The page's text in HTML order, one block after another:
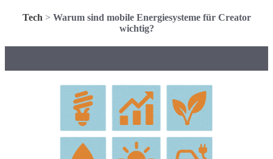
Tech > Warum sind mobile Energiesysteme für Creator
wichtig?